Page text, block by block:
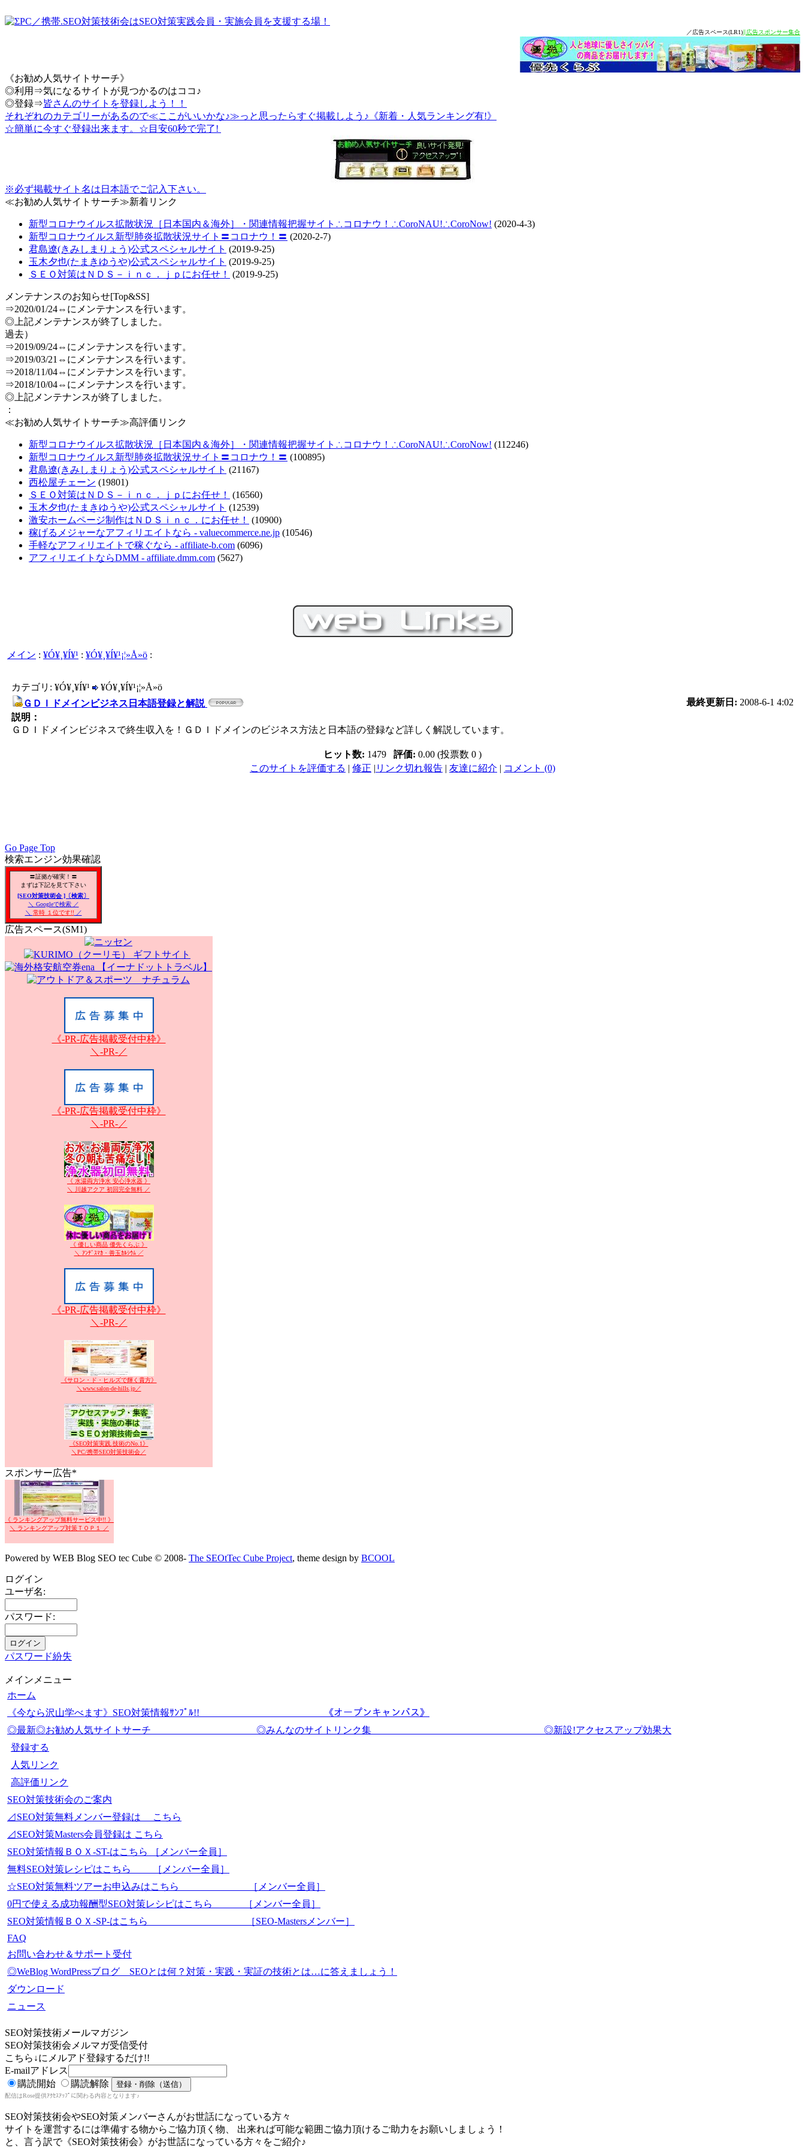
／広告スペース(LR1)∥広告スポンサー集合
《お勧め人気サイトサーチ》
◎利用⇒気になるサイトが見つかるのはココ♪
◎登録⇒皆さんのサイトを登録しよう！！
それぞれのカテゴリーがあるので≪ここがいいかな♪≫っと思ったらすぐ掲載しよう♪《新着・人気ランキング有!》
☆簡単に今すぐ登録出来ます。☆目安60秒で完了!
※必ず掲載サイト名は日本語でご記入下さい。
≪お勧め人気サイトサーチ≫新着リンク
新型コロナウイルス拡散状況［日本国内＆海外］・関連情報把握サイト∴コロナウ！∴CoroNAU!∴CoroNow! (2020-4-3)
新型コロナウイルス新型肺炎拡散状況サイト〓コロナウ！〓 (2020-2-7)
君島遼(きみしまりょう)公式スペシャルサイト (2019-9-25)
玉木夕也(たまきゆうや)公式スペシャルサイト (2019-9-25)
ＳＥＯ対策はＮＤＳ－ｉｎｃ．ｊｐにお任せ！
(2019-9-25)
メンテナンスのお知らせ[Top&SS]
⇒2020/01/24⇔にメンテナンスを行います。
◎上記メンテナンスが終了しました。
過去）
⇒2019/09/24⇔にメンテナンスを行います。
⇒2019/03/21⇔にメンテナンスを行います。
⇒2018/11/04⇔にメンテナンスを行います。
⇒2018/10/04⇔にメンテナンスを行います。
◎上記メンテナンスが終了しました。
：
≪お勧め人気サイトサーチ≫高評価リンク
新型コロナウイルス拡散状況［日本国内＆海外］・関連情報把握サイト∴コロナウ！∴CoroNAU!∴CoroNow! (112246)
新型コロナウイルス新型肺炎拡散状況サイト〓コロナウ！〓 (100895)
君島遼(きみしまりょう)公式スペシャルサイト (21167)
西松屋チェーン (19801)
ＳＥＯ対策はＮＤＳ－ｉｎｃ．ｊｐにお任せ！
(16560)
玉木夕也(たまきゆうや)公式スペシャルサイト (12539)
激安ホームページ制作はＮＤＳｉｎｃ．にお任せ！
(10900)
稼げるメジャーなアフィリエイトなら - valuecommerce.ne.jp (10546)
手軽なアフィリエイトで稼ぐなら - affiliate-b.com (6096)
アフィリエイトならDMM - affiliate.dmm.com (5627)
メイン : ¥Ó¥¸¥Í¥¹ : ¥Ó¥¸¥Í¥¹¡¦»Å»ö :
カテゴリ: ¥Ó¥¸¥Í¥¹
¥Ó¥¸¥Í¥¹¡¦»Å»ö
ＧＤＩドメインビジネス日本語登録と解説
最終更新日: 2008-6-1 4:02
説明：
ＧＤＩドメインビジネスで終生収入を！ＧＤＩドメインのビジネス方法と日本語の登録など詳しく解説しています。
ヒット数: 1479 評価: 0.00 (投票数 0 )
このサイトを評価する | 修正 | リンク切れ報告 | 友達に紹介 | コメント (0)
Go Page Top
検索エンジン効果確認
〓証拠が確実！〓
まずは下記を見て下さい
[SEO対策技術会 ]〔検索〕
＼ Googleで検索 ／
＼ 常時 １位です!!／
広告スペース(SM1)
《-PR-広告掲載受付中枠》
＼-PR-／
《-PR-広告掲載受付中枠》
＼-PR-／
《 水湯両方浄水 安心浄水器 》
＼ 川越アクア 初回完全無料 ／
《 優しい商品 優先くらぶ 》
＼ ｱﾝﾃﾞｽﾏｶ・善玉ｶﾙｼｳﾑ ／
《-PR-広告掲載受付中枠》
＼-PR-／
《サロン・ド・ヒルズで輝く貴方》
＼www.salon-de-hills.jp／
《SEO対策実践.技術のNo.1》
＼PC/携帯SEO対策技術会／
スポンサー広告*
《 ランキングアップ無料サービス中!! 》
＼ ランキングアップ対策ＴＯＰ１ ／
Powered by WEB Blog SEO tec Cube © 2008- The SEOtTec Cube Project, theme design by BCOOL
ログイン
ユーザ名:
パスワード:
パスワード紛失
メインメニュー
ホーム
《今なら沢山学べます》SEO対策情報ｻﾝﾌﾟﾙ!! 《オープンキャンパス》
◎最新◎お勧め人気サイトサーチ ◎みんなのサイトリンク集 ◎新設!アクセスアップ効果大
登録する
人気リンク
高評価リンク
SEO対策技術会のご案内
⊿SEO対策無料メンバー登録は こちら
⊿SEO対策Masters会員登録は こちら
SEO対策情報ＢＯＸ-ST-はこちら ［メンバー全員］
無料SEO対策レシピはこちら ［メンバー全員］
☆SEO対策無料ツアーお申込みはこちら ［メンバー全員］
0円で使える成功報酬型SEO対策レシピはこちら ［メンバー全員］
SEO対策情報ＢＯＸ-SP-はこちら ［SEO-Mastersメンバー］
FAQ
お問い合わせ＆サポート受付
◎WeBlog WordPressブログ SEOとは何？対策・実践・実証の技術とは…に答えましょう！
ダウンロード
ニュース
SEO対策技術メールマガジン
SEO対策技術会メルマガ受信受付
こちら↓にメルアド登録するだけ!!
E-mailアドレス
購読開始
購読解除
配信はRose提供ｱｸｾｽｱｯﾌﾟに関わる内容となります♪
SEO対策技術会やSEO対策メンバーさんがお世話になっている方々
サイトを運営するには準備する物からご協力頂く物、 出来れば可能な範囲ご協力頂けるご助力をお願いしましょう！
と、言う訳で《SEO対策技術会》がお世話になっている方々をご紹介♪